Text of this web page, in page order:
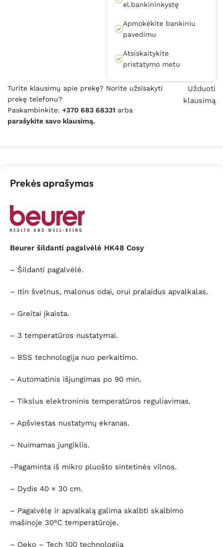
el.bankininkystę
Apmokėkite bankiniu
pavedimu
Atsiskaitykite
pristatymo metu
Turite klausimų apie prekę? Norite užsisakyti
prekę telefonu?
Paskambinkite: +370 683 68331 arba
parašykite savo klausimą.
Užduoti
klausimą
Prekės aprašymas
Beurer šildanti pagalvėlė HK48 Cosy
– Šildanti pagalvėlė.
– Itin švelnus, malonus odai, orui pralaidus apvalkalas.
– Greitai įkaista.
– 3 temperatūros nustatymai.
– BSS technologija nuo perkaitimo.
– Automatinis išjungimas po 90 min.
– Tikslus elektroninis temperatūros reguliavimas.
– Apšviestas nustatymų ekranas.
– Nuimamas jungiklis.
-Pagaminta iš mikro pluošto sintetinės vilnos.
– Dydis 40 × 30 cm.
– Pagalvėlę ir apvalkalą galima skalbti skalbimo
mašinoje 30°C temperatūroje.
– Oeko – Tech 100 technologija